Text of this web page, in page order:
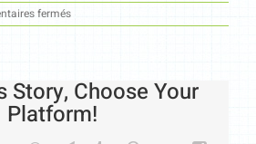
ferméssur
Le
Story, Choose Your
Platform!